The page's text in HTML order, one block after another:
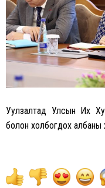
Уулзалтад Улсын Их
болон холбогдох албаны